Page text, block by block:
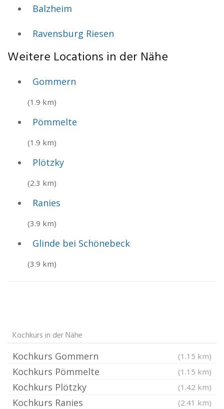
Balzheim
Ravensburg Riesen
Weitere Locations in der Nähe
Gommern
(1.9 km)
Pömmelte
(1.9 km)
Plötzky
(2.3 km)
Ranies
(3.9 km)
Glinde bei Schönebeck
(3.9 km)
Kochkurs in der Nähe
Kochkurs Gommern (1.15 km)
Kochkurs Pömmelte (1.15 km)
Kochkurs Plötzky (1.42 km)
Kochkurs Ranies (2.41 km)